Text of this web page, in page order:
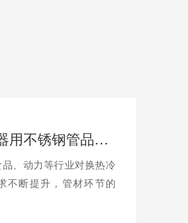
破解换热冷凝器用不锈钢管品质痛点
、动力等行业对换热冷
不断提升，管材环节的